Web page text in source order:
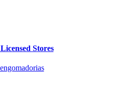
Stores